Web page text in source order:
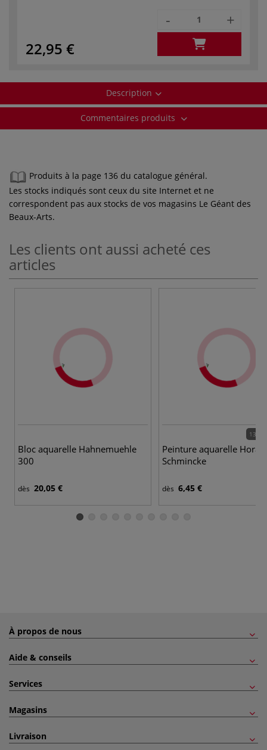
22,95 €
- +
Description
Commentaires produits
Produits à la page 136 du catalogue général.
Les stocks indiqués sont ceux du site Internet et ne
correspondent pas aux stocks de vos magasins Le Géant des
Beaux-Arts.
Les clients ont aussi acheté ces
articles
Bloc aquarelle Hahnemuehle
300
dès 20,05 €
139
Peinture aquarelle
Schmincke
dès 6,45 €
À propos de nous
Aide & conseils
Services
Magasins
Livraison